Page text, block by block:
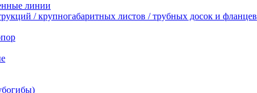
линии
/ крупногабаритных листов / трубных досок и фланцев